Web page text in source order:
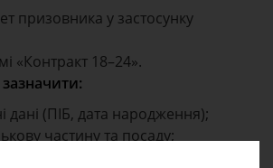
призовника у застосунку
«Контракт 18–24».
зазначити:
дані (ПІБ, дата народження);
частину та посаду;
медогляду;